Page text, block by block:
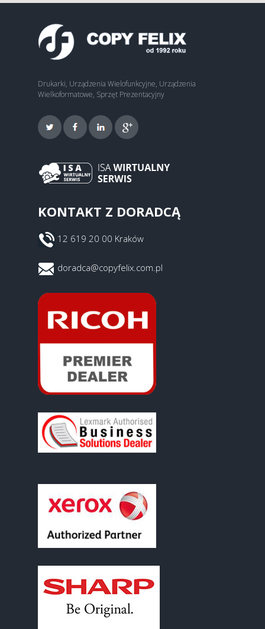
Drukarki, Urządzenia Wielofunkcyjne, Urządzenia
Wielkoformatowe, Sprzęt Prezentacyjny
KONTAKT Z DORADCĄ
12 619 20 00 Kraków
doradca@copyfelix.com.pl